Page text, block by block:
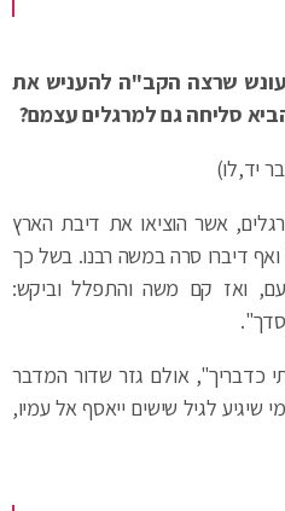
שרצה הקב"ה להעניש את
סליחה גם למרגלים עצמם?
יד,לו)
אשר הוציאו את דיבת הארץ
דיברו סרה במשה רבנו. בשל כך
ואז קם משה והתפלל וביקש:
כדבריך", אולם גזר שדור המדבר
לגיל שישים ייאסף אל עמיו,